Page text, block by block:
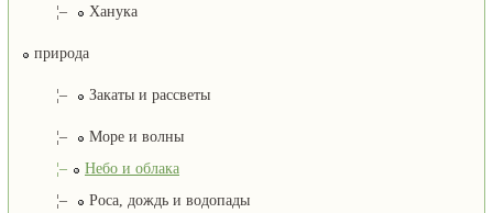
¦– Ханука
природа
¦– Закаты и рассветы
¦–
Море и волны
¦–
Небо и облака
¦–
Роса, дождь и водопады